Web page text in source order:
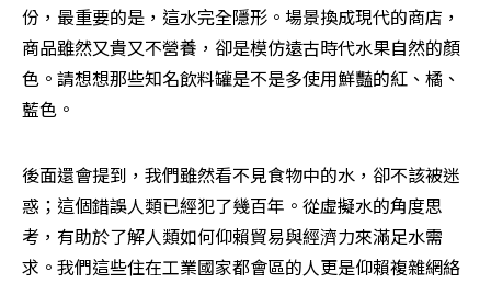
份，最重要的是，這水完全隱形。場景換成現代的商店，
商品雖然又貴又不營養，卻是模仿遠古時代水果自然的顏
色。請想想那些知名飲料罐是不是多使用鮮豔的紅、橘、
藍色。
後面還會提到，我們雖然看不見食物中的水，卻不該被迷
惑；這個錯誤人類已經犯了幾百年。從虛擬水的角度思
考，有助於了解人類如何仰賴貿易與經濟力來滿足水需
求。我們這些住在工業國家都會區的人更是仰賴複雜網絡